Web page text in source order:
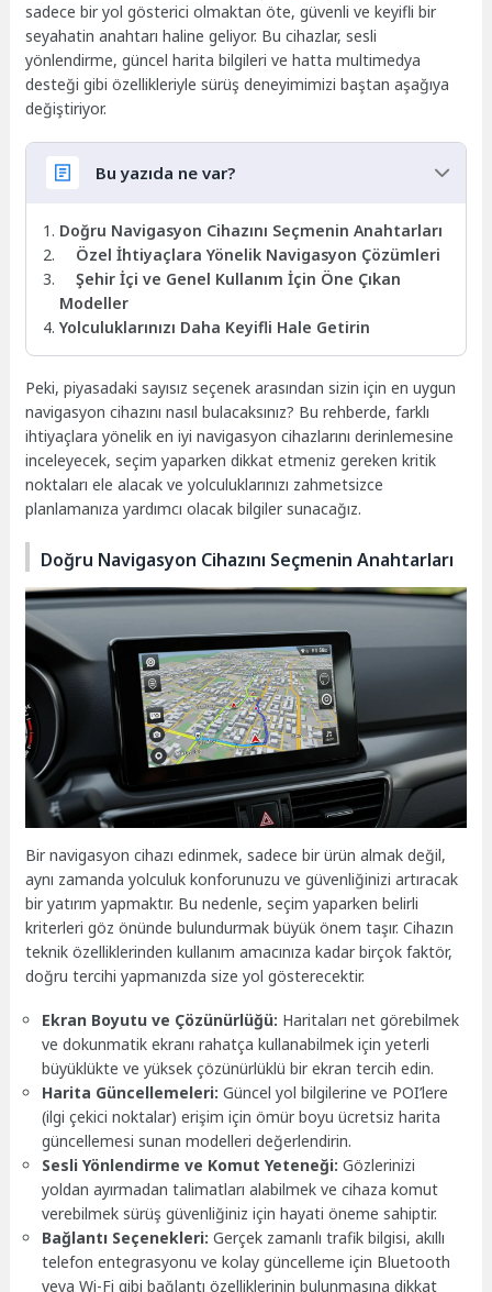
sadece bir yol gösterici olmaktan öte, güvenli ve keyifli bir
seyahatin anahtarı haline geliyor. Bu cihazlar, sesli
yönlendirme, güncel harita bilgileri ve hatta multimedya
desteği gibi özellikleriyle sürüş deneyimimizi baştan aşağıya
değiştiriyor.
Bu yazıda ne var?
Doğru Navigasyon Cihazını Seçmenin Anahtarları
Özel İhtiyaçlara Yönelik Navigasyon Çözümleri
Şehir İçi ve Genel Kullanım İçin Öne Çıkan
Modeller
Yolculuklarınızı Daha Keyifli Hale Getirin
Peki, piyasadaki sayısız seçenek arasından sizin için en uygun
navigasyon cihazını nasıl bulacaksınız? Bu rehberde, farklı
ihtiyaçlara yönelik en iyi navigasyon cihazlarını derinlemesine
inceleyecek, seçim yaparken dikkat etmeniz gereken kritik
noktaları ele alacak ve yolculuklarınızı zahmetsizce
planlamanıza yardımcı olacak bilgiler sunacağız.
Doğru Navigasyon Cihazını Seçmenin Anahtarları
Bir navigasyon cihazı edinmek, sadece bir ürün almak değil,
aynı zamanda yolculuk konforunuzu ve güvenliğinizi artıracak
bir yatırım yapmaktır. Bu nedenle, seçim yaparken belirli
kriterleri göz önünde bulundurmak büyük önem taşır. Cihazın
teknik özelliklerinden kullanım amacınıza kadar birçok faktör,
doğru tercihi yapmanızda size yol gösterecektir.
Ekran Boyutu ve Çözünürlüğü: Haritaları net görebilmek
ve dokunmatik ekranı rahatça kullanabilmek için yeterli
büyüklükte ve yüksek çözünürlüklü bir ekran tercih edin.
Harita Güncellemeleri: Güncel yol bilgilerine ve POI’lere
(ilgi çekici noktalar) erişim için ömür boyu ücretsiz harita
güncellemesi sunan modelleri değerlendirin.
Sesli Yönlendirme ve Komut Yeteneği: Gözlerinizi
yoldan ayırmadan talimatları alabilmek ve cihaza komut
verebilmek sürüş güvenliğiniz için hayati öneme sahiptir.
Bağlantı Seçenekleri: Gerçek zamanlı trafik bilgisi, akıllı
telefon entegrasyonu ve kolay güncelleme için Bluetooth
veya Wi-Fi gibi bağlantı özelliklerinin bulunmasına dikkat